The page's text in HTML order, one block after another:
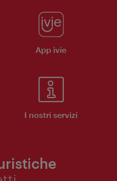
App ivie
I nostri servizi